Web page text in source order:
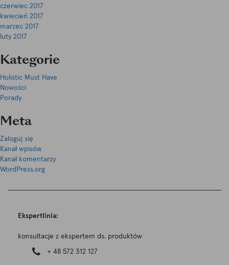
czerwiec 2017
kwiecień 2017
marzec 2017
luty 2017
Kategorie
Holistic Must Have
Nowości
Porady
Meta
Zaloguj się
Kanał wpisów
Kanał komentarzy
WordPress.org
Ekspertlinia:
konsultacje z ekspertem ds. produktów
+ 48 572 312 127